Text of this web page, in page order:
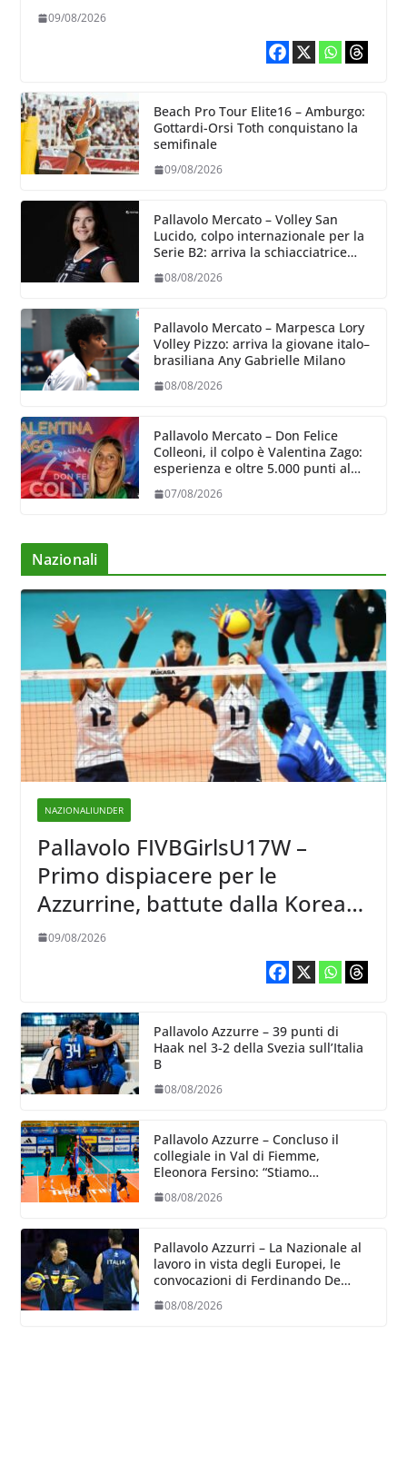
09/08/2026
Beach Pro Tour Elite16 – Amburgo:
Gottardi-Orsi Toth conquistano la
semifinale
09/08/2026
Pallavolo Mercato – Volley San
Lucido, colpo internazionale per la
Serie B2: arriva la schiacciatrice
08/08/2026
Pallavolo Mercato – Marpesca Lory
Volley Pizzo: arriva la giovane italo–
brasiliana Any Gabrielle Milano
08/08/2026
Pallavolo Mercato – Don Felice
Colleoni, il colpo è Valentina Zago:
esperienza e oltre 5.000 punti al
07/08/2026
Nazionali
NAZIONALIUNDER
Pallavolo FIVBGirlsU17W –
Primo dispiacere per le
Azzurrine, battute dalla Korea
3-1
09/08/2026
Pallavolo Azzurre – 39 punti di
Haak nel 3-2 della Svezia sull’Italia
B
08/08/2026
Pallavolo Azzurre – Concluso il
collegiale in Val di Fiemme,
Eleonora Fersino: “Stiamo
dove poter migliorare”.
08/08/2026
Pallavolo Azzurri – La Nazionale al
lavoro in vista degli Europei, le
convocazioni di Ferdinando De
08/08/2026